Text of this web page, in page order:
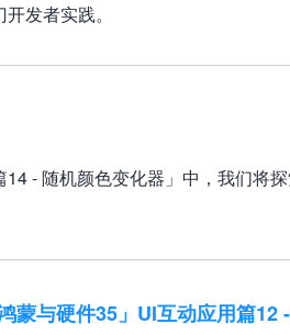
发者实践。
- 随机颜色变化器」中，我们将
蒙与硬件35」UI互动应用篇12